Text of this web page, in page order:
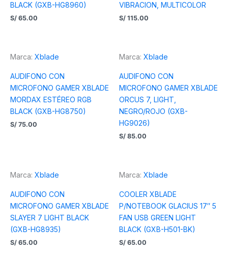
BLACK (GXB-HG8960)
S/ 65.00
VIBRACION, MULTICOLOR
S/ 115.00
Marca: Xblade
AUDIFONO CON
MICROFONO GAMER XBLADE
MORDAX ESTÉREO RGB
BLACK (GXB-HG8750)
S/ 75.00
Marca: Xblade
AUDIFONO CON
MICROFONO GAMER XBLADE
ORCUS 7, LIGHT,
NEGRO/ROJO (GXB-
HG9026)
S/ 85.00
Marca: Xblade
AUDIFONO CON
MICROFONO GAMER XBLADE
SLAYER 7 LIGHT BLACK
(GXB-HG8935)
S/ 65.00
Marca: Xblade
COOLER XBLADE
P/NOTEBOOK GLACIUS 17″ 5
FAN USB GREEN LIGHT
BLACK (GXB-H501-BK)
S/ 65.00